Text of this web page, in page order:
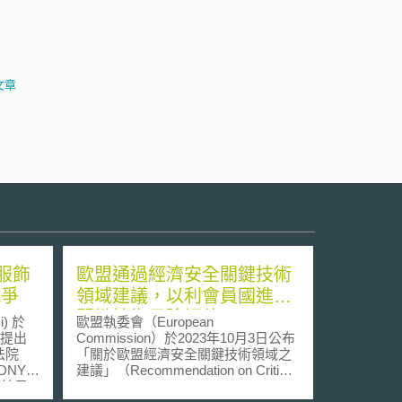
章
飾
於
出
院
果
歐盟通過經濟安全關鍵技術
領域建議，以利會員國進行
關鍵技術風險評估
歐盟執委會（European
Commission）於2023年10月3日公布
「關於歐盟經濟安全關鍵技術領域之
建議」（Recommendation on Critical